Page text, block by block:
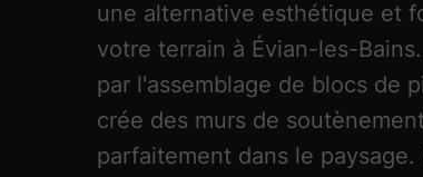
une alternative esthétique et
votre terrain à Évian-les-
par l'assemblage de blocs de
crée des murs de
parfaitement dans le